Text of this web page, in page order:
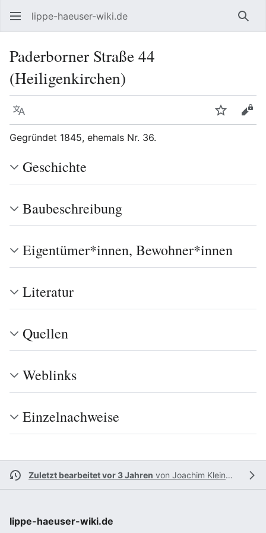
lippe-haeuser-wiki.de
Paderborner Straße 44
(Heiligenkirchen)
Sprache
Gegründet 1845, ehemals Nr. 36.
Geschichte
Baubeschreibung
Eigentümer*innen, Bewohner*innen
Literatur
Quellen
Weblinks
Einzelnachweise
Zuletzt bearbeitet vor 3 Jahren von Joachim Kleinmanns
lippe-haeuser-wiki.de